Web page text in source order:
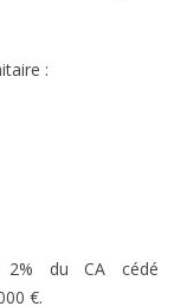
:
du CA cédé
€.